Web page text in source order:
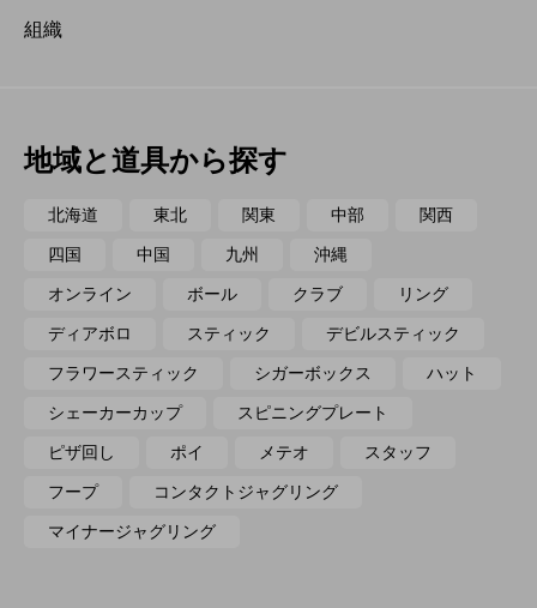
組織
地域と道具から探す
北海道 東北 関東 中部 関西
四国 中国 九州 沖縄
オンライン ボール クラブ リング
ディアボロ スティック デビルスティック
フラワースティック シガーボックス ハット
シェーカーカップ スピニングプレート
ピザ回し ポイ メテオ スタッフ
フープ コンタクトジャグリング
マイナージャグリング